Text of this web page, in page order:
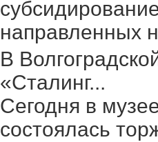
направленных
В
«Сталинг...
Сегодня в
состоялась